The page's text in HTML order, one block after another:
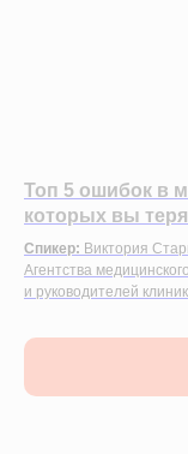
Топ 5 ошибок в
которых вы
Спикер: Виктория
Агентства
и руководителей